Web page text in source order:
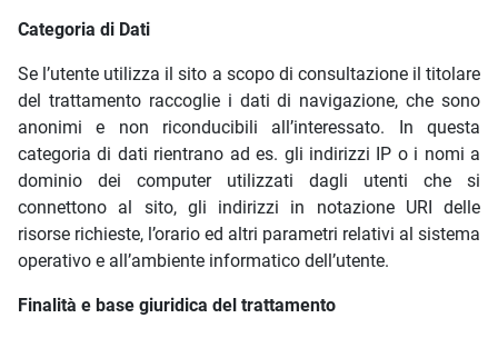
Categoria di Dati
Se l’utente utilizza il sito a scopo di consultazione il titolare
del trattamento raccoglie i dati di navigazione, che sono
anonimi e non riconducibili all’interessato. In questa
categoria di dati rientrano ad es. gli indirizzi IP o i nomi a
dominio dei computer utilizzati dagli utenti che si
connettono al sito, gli indirizzi in notazione URI delle
risorse richieste, l’orario ed altri parametri relativi al sistema
operativo e all’ambiente informatico dell’utente.
Finalità e base giuridica del trattamento